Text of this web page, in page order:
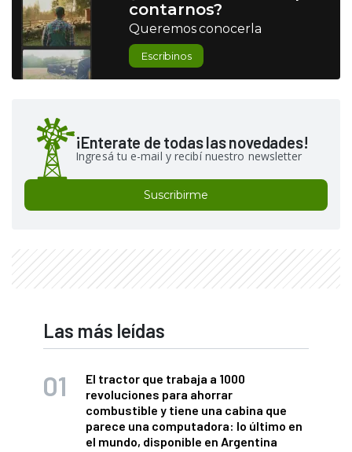
contarnos?
Queremos conocerla
Escribinos
¡Enterate de todas las novedades!
Ingresá tu e-mail y recibí nuestro newsletter
Suscribirme
Las más leídas
El tractor que trabaja a 1000
revoluciones para ahorrar
combustible y tiene una cabina que
parece una computadora: lo último en
el mundo, disponible en Argentina